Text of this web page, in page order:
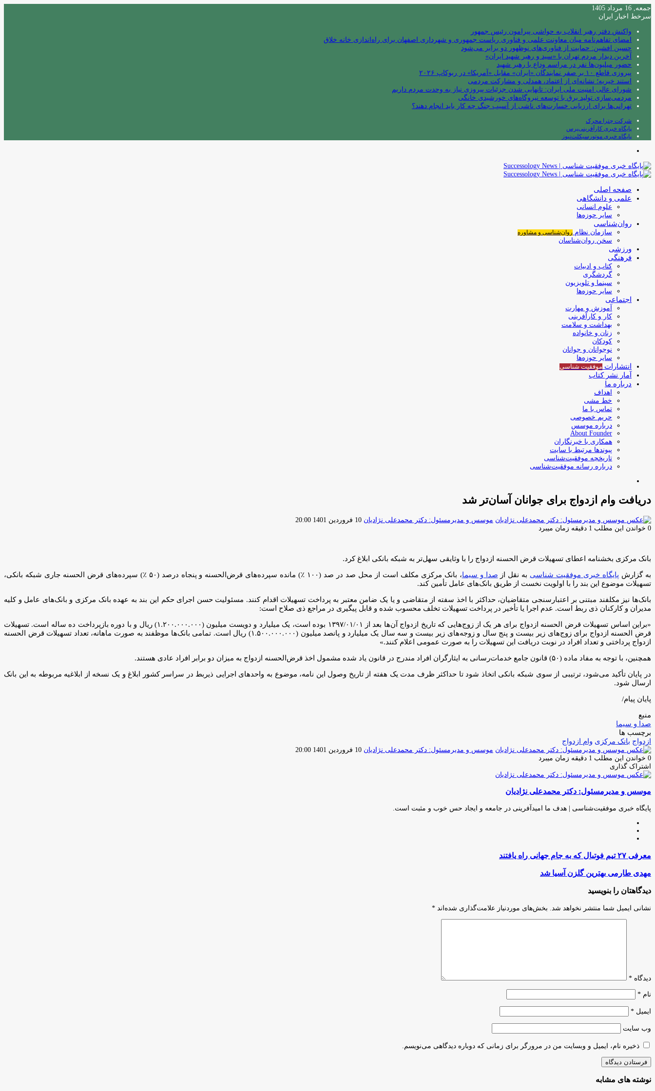
جمعه, 16 مرداد 1405
سرخط اخبار ایران
واکنش دفتر رهبر انقلاب به حواشی پیرامون رئیس جمهور
امضای تفاهم‌نامه میان معاونت علمی و فناوری ریاست جمهوری و شهرداری اصفهان برای راه‌اندازی خانه خلاق
حسین افشین: حمایت از فناوری‌های نوظهور دو برابر می‌شود
آخرین دیدار مردم تهران با «سید و رهبر شهید ایران»
حضور میلیون‌ها نفر در مراسم وداع با رهبر شهید
پیروزی قاطع ۱۰ بر صفر نمایندگان «ایران» مقابل «آمریکا» در ربوکاپ ۲۰۲۶
استند خیریه؛ نشانه‌ای از اعتماد، همدلی و مشارکت مردمی
شورای عالی امنیت ملی ایران: تانهایی شدن جزئیات پیروزی نیاز به وحدت مردم داریم
مردمی‌سازی تولید برق با توسعه نیروگاه‌های خورشیدی خانگی
تهرانی‌ها برای ارزیابی خسارت‌های ناشی از آسیب جنگ چه کار باید انجام دهند؟
شرکت چترا محرک
پایگاه خبری کارآفرینی‌پرس
پایگاه خبری موتورسیکلت‌نیوز
صفحه اصلی
علمی و دانشگاهی
علوم انسانی
سایر حوزه‌ها
روان‌شناسی
سازمان نظام روان‌شناسی و مشاوره
سخن روان‌شناسان
ورزشی
فرهنگی
کتاب و ادبیات
گردشگری
سینما و تلویزیون
سایر حوزه‌ها
اجتماعی
آموزش و مهارت
کار و کارآفرینی
بهداشت و سلامت
زنان و خانواده
کودکان
نوجوانان و جوانان
سایر حوزه‌ها
انتشارات موفقیت‌ شناسی
آمار نشر کتاب
درباره ما
اهداف
خط مشی
تماس با ما
حریم خصوصی
درباره موسس
About Founder
همکاری با خبرنگاران
پیوندها مرتبط با سایت
تاریخچه موفقیت‌شناسی
درباره رسانه موفقیت‌شناسی
دریافت وام ازدواج برای جوانان آسان‌تر شد
موسس و مدیرمسئول: دکتر محمدعلی نژادیان ارسال
10 فروردین 1401 20:00
0 خواندن این مطلب 1 دقیقه زمان میبرد
بانک مرکزی بخشنامه اعطای تسهیلات قرض الحسنه ازدواج را با وثایقی سهل‌تر به شبکه بانکی ابلاغ کرد.
به گزارش پایگاه خبری موفقیت شناسی به نقل از صدا و سیما
، بانک مرکزی مکلف است از محل صد در صد (۱۰۰ ٪) مانده سپرده‌های قرض‌الحسنه و پنجاه درصد (۵۰ ٪) سپرده‌های قرض الحسنه جاری شبکه بانکی،
تسهیلات موضوع این بند را با اولویت نخست از طریق بانک‌های عامل تأمین کند.
بانک‌ها نیز مکلفند مبتنی بر اعتبارسنجی متقاضیان، حداکثر با اخذ سفته از متقاضی و یا یک ضامن معتبر به پرداخت تسهیلات اقدام کنند. مسئولیت حسن اجرای حکم این بند به عهده بانک مرکزی و بانک‌های عامل و کلیه
مدیران و کارکنان ذی ربط است. عدم اجرا یا تأخیر در پرداخت تسهیلات تخلف محسوب شده و قابل پیگیری در مراجع ذی صلاح است:
«براین اساس تسهیلات قرض الحسنه ازدواج برای هر یک از زوج‌هایی که تاریخ ازدواج آن‌ها بعد از ۰۱‏/۰۱‏/۱۳۹۷ بوده است، یک میلیارد و دویست میلیون (۱.۲۰۰.۰۰۰.۰۰۰) ریال و با دوره بازپرداخت ده ساله است. تسهیلات
قرض الحسنه ازدواج برای زوج‌های زیر بیست و پنج سال و زوجه‌های زیر بیست و سه سال یک میلیارد و پانصد میلیون (۱.۵۰۰.۰۰۰.۰۰۰) ریال است. تمامی بانک‌ها موظفند به صورت ماهانه، تعداد تسهیلات قرض الحسنه
ازدواج پرداختی و تعداد افراد در نوبت دریافت این تسهیلات را به صورت عمومی اعلام کنند.»
همچنین، با توجه به مفاد ماده (۵۰) قانون جامع خدمات‌رسانی به ایثارگران افراد مندرج در قانون یاد شده مشمول اخذ قرض‌الحسنه ازدواج به میزان دو برابر افراد عادی هستند.
در پایان تأکید می‌شود، ترتیبی از سوی شبکه بانکی اتخاذ شود تا حداکثر ظرف مدت یک هفته از تاریخ وصول این نامه، موضوع به واحد‌های اجرایی ذیربط در سراسر کشور ابلاغ و یک نسخه از ابلاغیه مربوطه به این بانک
ارسال شود.
پایان پیام/
منبع
صدا و سیما
برچسب ها
ازدواج بانک مرکزی وام ازدواج
موسس و مدیرمسئول: دکتر محمدعلی نژادیان ارسال
10 فروردین 1401 20:00
0 خواندن این مطلب 1 دقیقه زمان میبرد
اشتراک گذاری
فیس
توئیتر
لینکدین
واتس
تلگرام
اشتراک
از
ایمیل
چاپ
موسس و مدیرمسئول: دکتر محمدعلی نژادیان
پایگاه خبری موفقیت‌شناسی | هدف ما امیدآفرینی در جامعه و ایجاد حس خوب و مثبت است.
معرفى
فوتبال
به
جام
جهانى
معرفى ٢٧ تيم فوتبال كه به جام جهانى راه يافتند
مهدی
بهترین
آسیا
مهدی طارمی بهترین گلزن آسیا شد
دیدگاهتان را بنویسید
نشانی ایمیل شما منتشر نخواهد شد. بخش‌های موردنیاز علامت‌گذاری شده‌اند *
دیدگاه *
نام *
ایمیل *
وب‌ سایت
ذخیره نام، ایمیل و وبسایت من در مرورگر برای زمانی که دوباره دیدگاهی می‌نویسم.
نوشته های مشابه